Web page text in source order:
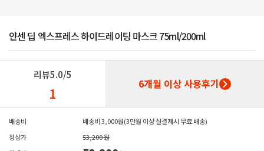
얀센 딥 엑스프레스 하이드레이팅 마스크 75ml/200ml
리뷰5.0/5
1 6개월 이상 사용후기
배송비
배송비 3,000원(3만원 이상 실결제시 무료 배송)
정상가
53,200 원